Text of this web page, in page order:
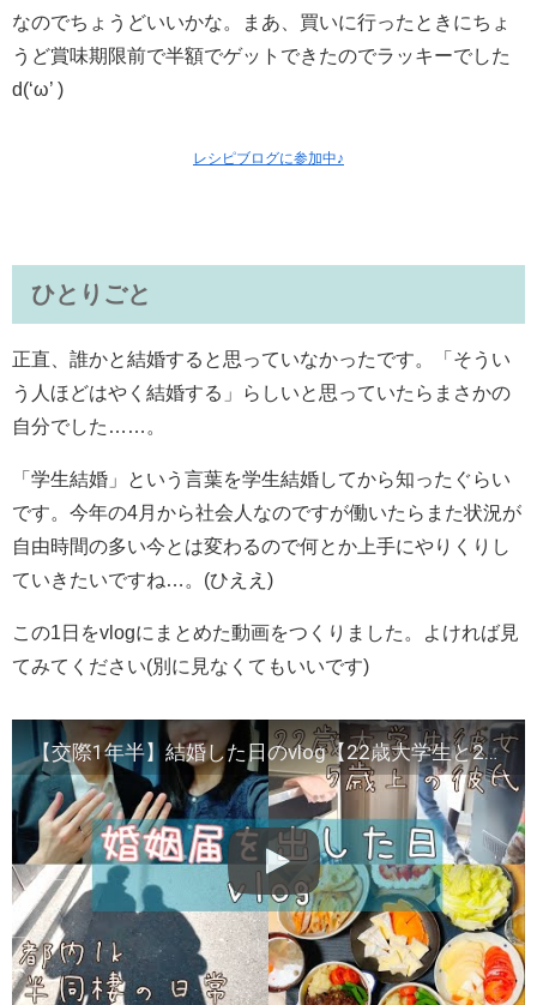
なのでちょうどいいかな。まあ、買いに行ったときにちょ
うど賞味期限前で半額でゲットできたのでラッキーでした
d(‘ω’ )
レシピブログに参加中♪
ひとりごと
正直、誰かと結婚すると思っていなかったです。「そうい
う人ほどはやく結婚する」らしいと思っていたらまさかの
自分でした……。
「学生結婚」という言葉を学生結婚してから知ったぐらい
です。今年の4月から社会人なのですが働いたらまた状況が
自由時間の多い今とは変わるので何とか上手にやりくりし
ていきたいですね…。(ひええ)
この1日をvlogにまとめた動画をつくりました。よければ見
てみてください(別に見なくてもいいです)
【交際1年半】結婚した日のvlog【22歳大学生と27歳社会人カップルのリアルな日常】【都内1k半同棲生活】【平日・有給休暇ルーティン】【結婚記念日おうちディナー】